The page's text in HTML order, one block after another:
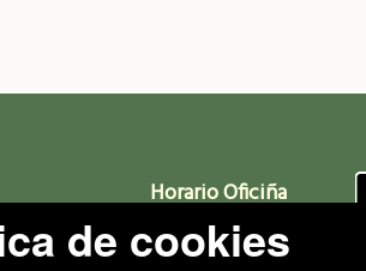
Horario Oficiña
Luns a Venres. 8am 14pm
de cookies